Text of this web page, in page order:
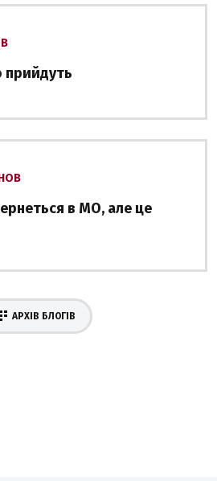
прийдуть
в МО, але це
АРХІВ БЛОГІВ